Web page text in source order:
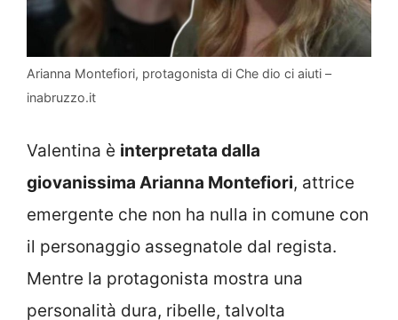
Arianna Montefiori, protagonista di Che dio ci aiuti –
inabruzzo.it
Valentina è interpretata dalla
giovanissima Arianna Montefiori, attrice
emergente che non ha nulla in comune con
il personaggio assegnatole dal regista.
Mentre la protagonista mostra una
personalità dura, ribelle, talvolta